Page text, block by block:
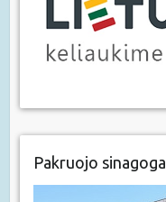
Pakruojo sinagoga